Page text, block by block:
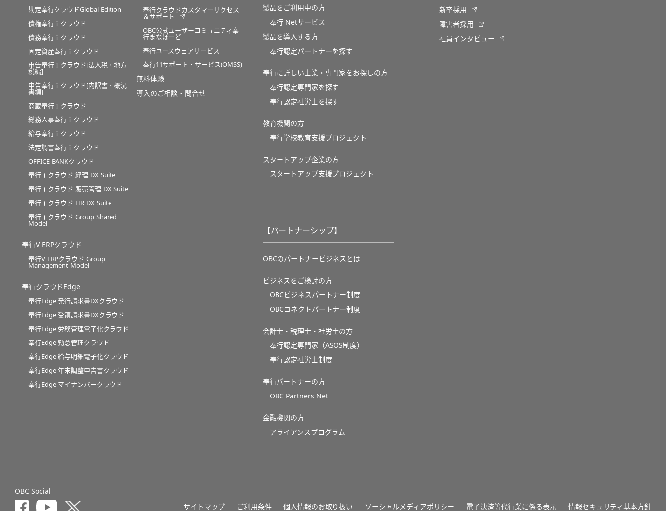
勘定奉行クラウドGlobal Edition
債権奉行ｉクラウド
債務奉行ｉクラウド
固定資産奉行ｉクラウド
申告奉行ｉクラウド[法人税・地方
税編]
申告奉行ｉクラウド[内訳書・概況
書編]
商蔵奉行ｉクラウド
総務人事奉行ｉクラウド
給与奉行ｉクラウド
法定調書奉行ｉクラウド
OFFICE BANKクラウド
奉行ｉクラウド 経理 DX Suite
奉行ｉクラウド 販売管理 DX Suite
奉行ｉクラウド HR DX Suite
奉行ｉクラウド Group Shared
Model
奉行V ERPクラウド
奉行V ERPクラウド Group
Management Model
奉行クラウドEdge
奉行Edge 発行請求書DXクラウド
奉行Edge 受領請求書DXクラウド
奉行Edge 労務管理電子化クラウド
奉行Edge 勤怠管理クラウド
奉行Edge 給与明細電子化クラウド
奉行Edge 年末調整申告書クラウド
奉行Edge マイナンバークラウド
奉行クラウドカスタマーサクセス
＆サポート
OBC公式ユーザーコミュニティ奉
行まなぼーど
奉行ユースウェアサービス
奉行11サポート・サービス(OMSS)
無料体験
導入のご相談・問合せ
製品をご利用中の方
奉行 Netサービス
製品を導入する方
奉行認定パートナーを探す
奉行に詳しい士業・専門家をお探しの方
奉行認定専門家を探す
奉行認定社労士を探す
教育機関の方
奉⾏学校教育⽀援プロジェクト
スタートアップ企業の方
スタートアップ支援プロジェクト
【パートナーシップ】
OBCのパートナービジネスとは
ビジネスをご検討の方
OBCビジネスパートナー制度
OBCコネクトパートナー制度
会計士・税理士・社労士の方
奉行認定専門家（ASOS制度）
奉行認定社労士制度
奉行パートナーの方
OBC Partners Net
金融機関の方
アライアンスプログラム
新卒採用
障害者採用
社員インタビュー
OBC Social
サイトマップ ご利用条件 個人情報のお取り扱い ソーシャルメディアポリシー 電子決済等代行業に係る表示 情報セキュリティ基本方針